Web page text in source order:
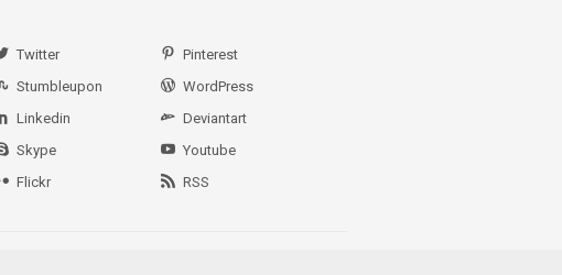
Twitter
Pinterest
Stumbleupon
WordPress
Linkedin
Deviantart
Skype
Youtube
Flickr RSS